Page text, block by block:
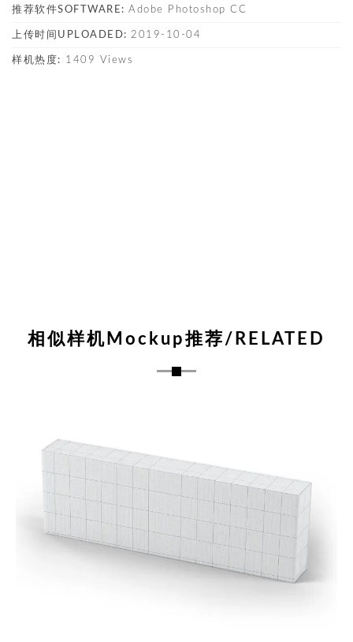
推荐软件SOFTWARE: Adobe Photoshop CC
上传时间UPLOADED: 2019-10-04
样机热度: 1409 Views
相似样机Mockup推荐/RELATED